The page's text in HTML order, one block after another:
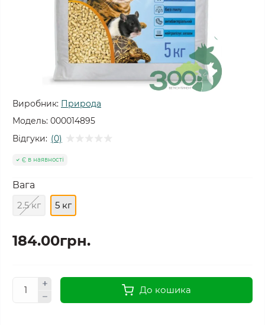
Виробник: Природа
Модель: 000014895
Відгуки: (0)
Є в наявності
Вага
2.5 кг
5 кг
184.00грн.
До кошика